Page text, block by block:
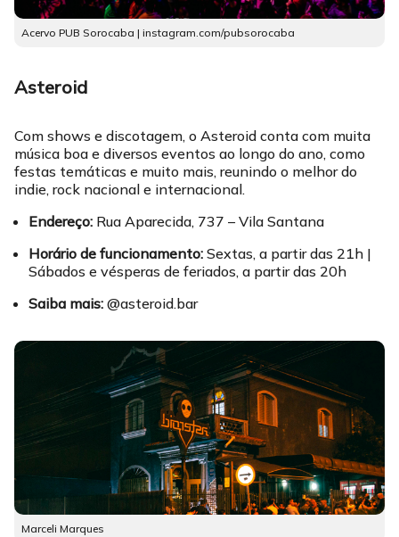
Acervo PUB Sorocaba | instagram.com/pubsorocaba
Asteroid
Com shows e discotagem, o Asteroid conta com muita
música boa e diversos eventos ao longo do ano, como
festas temáticas e muito mais, reunindo o melhor do
indie, rock nacional e internacional.
Endereço: Rua Aparecida, 737 – Vila Santana
Horário de funcionamento: Sextas, a partir das 21h |
Sábados e vésperas de feriados, a partir das 20h
Saiba mais: @asteroid.bar
Marceli Marques